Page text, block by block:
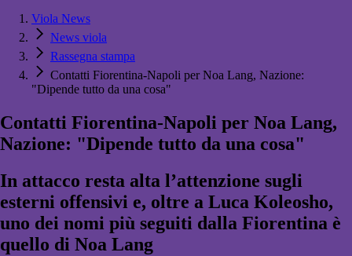
Viola News
News viola
Rassegna stampa
Contatti Fiorentina-Napoli per Noa Lang, Nazione:
"Dipende tutto da una cosa"
Contatti Fiorentina-Napoli per Noa Lang,
Nazione: "Dipende tutto da una cosa"
In attacco resta alta l’attenzione sugli
esterni offensivi e, oltre a Luca Koleosho,
uno dei nomi più seguiti dalla Fiorentina è
quello di Noa Lang